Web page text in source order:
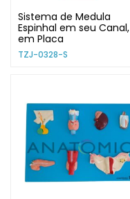
Sistema de Medula
Espinhal em seu Canal,
em Placa
TZJ-0328-S